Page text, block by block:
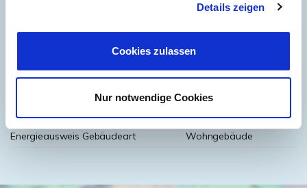
Details zeigen
Cookies zulassen
Nur notwendige Cookies
Energieausweis gültig bis
Energieausweis Jahrgang
ab dem 1.5.2014
Energieausweis Werteklasse
Energieausweis Baujahr
Energieausweis Gebäudeart
Wohngebäude